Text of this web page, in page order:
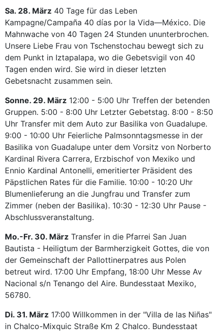
Sa. 28. März 40 Tage für das Leben
Kampagne/Campaña 40 días por la Vida—México. Die
Mahnwache von 40 Tagen 24 Stunden ununterbrochen.
Unsere Liebe Frau von Tschenstochau bewegt sich zu
dem Punkt in Iztapalapa, wo die Gebetsvigil von 40
Tagen enden wird. Sie wird in dieser letzten
Gebetsnacht zusammen sein.
Sonne. 29. März 12:00 - 5:00 Uhr Treffen der betenden
Gruppen. 5:00 - 8:00 Uhr Letzter Gebetstag. 8:00 - 8:50
Uhr Transfer mit dem Auto zur Basilika von Guadalupe.
9:00 - 10:00 Uhr Feierliche Palmsonntagsmesse in der
Basilika von Guadalupe unter dem Vorsitz von Norberto
Kardinal Rivera Carrera, Erzbischof von Mexiko und
Ennio Kardinal Antonelli, emeritierter Präsident des
Päpstlichen Rates für die Familie. 10:00 - 10:20 Uhr
Blumenlieferung an die Jungfrau und Transfer zum
Zimmer (neben der Basilika). 10:30 - 12:30 Uhr Pause -
Abschlussveranstaltung.
Mo.-Fr. 30. März Transfer in die Pfarrei San Juan
Bautista - Heiligtum der Barmherzigkeit Gottes, die von
der Gemeinschaft der Pallottinerpatres aus Polen
betreut wird. 17:00 Uhr Empfang, 18:00 Uhr Messe Av
Nacional s/n Tenango del Aire. Bundesstaat Mexiko,
56780.
Di. 31. März 17:00 Willkommen in der "Villa de las Niñas"
in Chalco-Mixquic Straße Km 2 Chalco. Bundesstaat